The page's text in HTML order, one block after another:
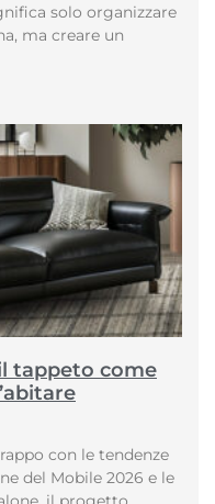
solo organizzare
ma creare un
tappeto come
con le tendenze
del Mobile 2026 e le